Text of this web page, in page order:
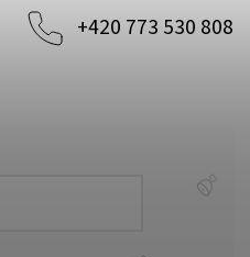
+420 773 530 808